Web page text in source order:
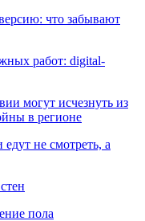
что забывают
работ: digital-
могут исчезнуть из
в регионе
не смотреть, а
пола